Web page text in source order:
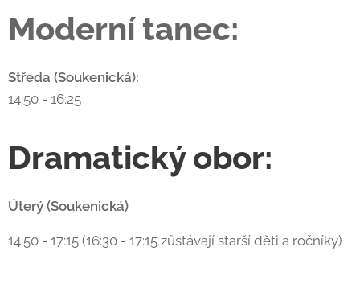
Moderní tanec:
Středa (Soukenická):
14:50 - 16:25
Dramatický obor:
Úterý (Soukenická)
14:50 - 17:15 (16:30 - 17:15 zůstávají starší děti a ročníky)